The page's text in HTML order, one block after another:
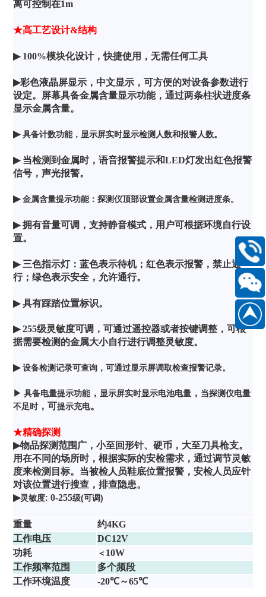
离可控制在1m
★高工艺设计&结构
▶100%模块化设计，快捷使用，无需任何工具
▶彩色液晶屏显示，中文显示，可方便的对设备参数进行
设定。屏幕具备金属含量显示功能，通过两条柱状进度条
显示金属含量。
▶ 具备计数功能，显示屏实时显示检测人数和报警人数。
▶ 当检测到金属时，语音报警提示和LED灯发出红色报警
信号，声光报警。
▶ 金属含量提示功能：探测仪顶部设置金属含量检测进度条。
▶ 拥有音量可调，支持静音模式，用户可根据环境自行设
置。
▶ 三色指示灯：蓝色表示待机；红色表示报警，禁止通
行；绿色表示安全，允许通行。
▶ 具有踩踏位置标识。
▶ 255级灵敏度可调，可通过遥控器或者按键调整，可根
据需要检测的金属大小自行进行调整灵敏度。
▶ 设备检测记录可查询，可通过显示屏调取检查报警记录。
▶ 具备电量提示功能， 显示屏实时显示电池电量 ， 当探测仪电量
不足时 ，可提示充电。
★精确探测
▶物品探测范围广，小至回形针、硬币，大至刀具枪支。
用在不同的场所时，根据实际的安检需求，通过调节灵敏
度来检测目标。当被检人员鞋底位置报警，安检人员应针
对该位置进行搜查，排查隐患。
▶灵敏度: 0-255级(可调)
重量 约4KG
工作电压
DC12V
功耗
＜ 10W
工作频率范围
多个频段
工作环境温度
-20℃～65℃
400-
168-
6661
扫
一
微
众
号